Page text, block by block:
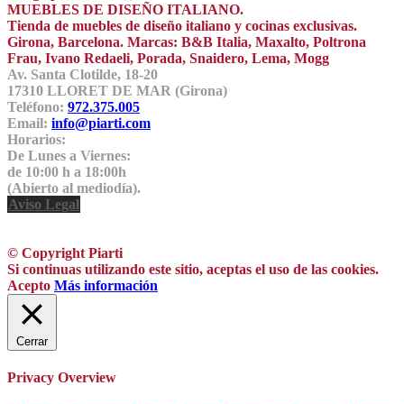
MUEBLES DE DISEÑO ITALIANO.
Tienda de muebles de diseño italiano y cocinas exclusivas.
Girona, Barcelona. Marcas: B&B Italia, Maxalto, Poltrona
Frau, Ivano Redaeli, Porada, Snaidero, Lema, Mogg
Av. Santa Clotilde, 18-20
17310 LLORET DE MAR (Girona)
Teléfono: 972.375.005
Email: info@piarti.com
Horarios:
De Lunes a Viernes:
de 10:00 h a 18:00h
(Abierto al mediodía).
Aviso Legal
© Copyright Piarti
Si continuas utilizando este sitio, aceptas el uso de las cookies.
Acepto Más información
Cerrar
Privacy Overview